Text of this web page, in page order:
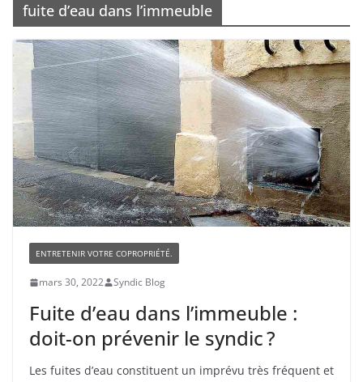
fuite d’eau dans l’immeuble
ENTRETENIR VOTRE COPROPRIÉTÉ.
mars 30, 2022 Syndic Blog
Fuite d’eau dans l’immeuble :
doit-on prévenir le syndic ?
Les fuites d’eau constituent un imprévu très fréquent et